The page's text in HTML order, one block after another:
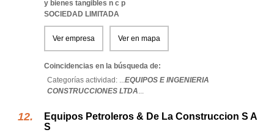
y bienes tangibles n c p
SOCIEDAD LIMITADA
Ver empresa Ver en mapa
Coincidencias en la búsqueda de:
Categorías actividad: ...EQUIPOS E INGENIERIA
CONSTRUCCIONES LTDA...
Equipos Petroleros & De La Construccion S A
S